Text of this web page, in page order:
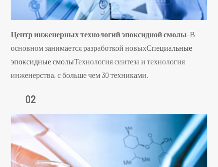
Центр инженерных технологий эпоксидной смолы-В
основном занимается разработкой новыхСпециальные
эпоксидные смолыТехнология синтеза и технология
инженерства, с больше чем 30 техниками.
02